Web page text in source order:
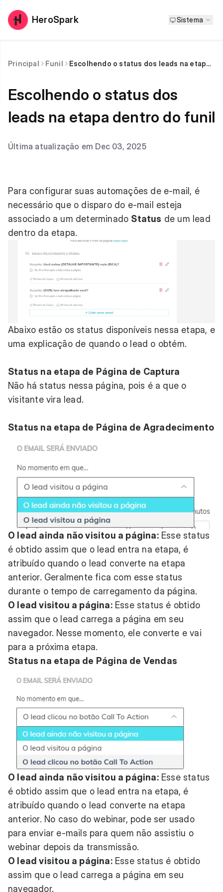
HeroSpark Sistema
Principal Funil Escolhendo o status dos leads na etapa dentro do funil
Escolhendo o status dos
leads na etapa dentro do funil
Última atualização em Dec 03, 2025
Para configurar suas automações de e-mail, é
necessário que o disparo do e-mail esteja
associado a um determinado Status de um lead
dentro da etapa.
Abaixo estão os status disponíveis nessa etapa, e
uma explicação de quando o lead o obtém.
Status na etapa de Página de Captura
Não há status nessa página, pois é a que o
visitante vira lead.
Status na etapa de Página de Agradecimento
O lead ainda não visitou a página:Esse status
é obtido assim que o lead entra na etapa, é
atribuído quando o lead converte na etapa
anterior. Geralmente fica com esse status
durante o tempo de carregamento da página.
O lead visitou a página:Esse status é obtido
assim que o lead carrega a página em seu
navegador. Nesse momento, ele converte e vai
para a próxima etapa.
Status na etapa de Página de Vendas
O lead ainda não visitou a página:Esse status
é obtido assim que o lead entra na etapa, é
atribuído quando o lead converte na etapa
anterior. No caso do webinar, pode ser usado
para enviar e-mails para quem não assistiu o
webinar depois da transmissão.
O lead visitou a página:Esse status é obtido
assim que o lead carrega a página em seu
navegador.